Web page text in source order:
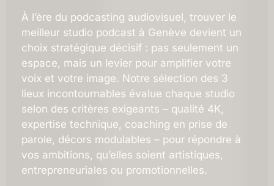
À l’ère du podcasting audiovisuel, trouver le
meilleur studio podcast à Genève devient un
choix stratégique décisif : pas seulement un
espace, mais un levier pour amplifier votre
voix et votre image. Notre sélection des 3
lieux incontournables évalue chaque studio
selon des critères exigeants – qualité 4K,
expertise technique, coaching en prise de
parole, décors modulables – pour répondre à
vos ambitions, qu’elles soient artistiques,
entrepreneuriales ou promotionnelles.